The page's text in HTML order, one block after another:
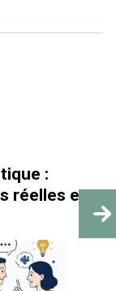
« Au-delà des